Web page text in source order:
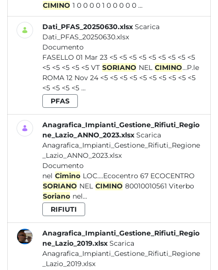
CIMINO
1 0 0 0 0 1 0 0 0 0 0 ...
Dati_PFAS_20250630.xlsx Scarica
Dati_PFAS_20250630.xlsx
Documento
FASELLO 01 Mar 23 <5 <5 <5 <5 <5 <5 <5 <5 <5
<5 <5 <5 <5 <5 VT SORIANO NEL CIMINO...P.le
ROMA 12 Nov 24 <5 <5 <5 <5 <5 <5 <5 <5 <5 <5
<5 <5 <5 <5 ...
PFAS
Anagrafica_Impianti_Gestione_Rifiuti_Regio
ne_Lazio_ANNO_2023.xlsx Scarica
Anagrafica_Impianti_Gestione_Rifiuti_Regione
_Lazio_ANNO_2023.xlsx
Documento
nel Cimino
LOC....Ecocentro 67 ECOCENTRO
SORIANO NEL CIMINO 80010010561 Viterbo
Soriano nel...
RIFIUTI
Anagrafica_Impianti_Gestione_Rifiuti_Regio
ne_Lazio_2019.xlsx Scarica
Anagrafica_Impianti_Gestione_Rifiuti_Regione
_Lazio_2019.xlsx